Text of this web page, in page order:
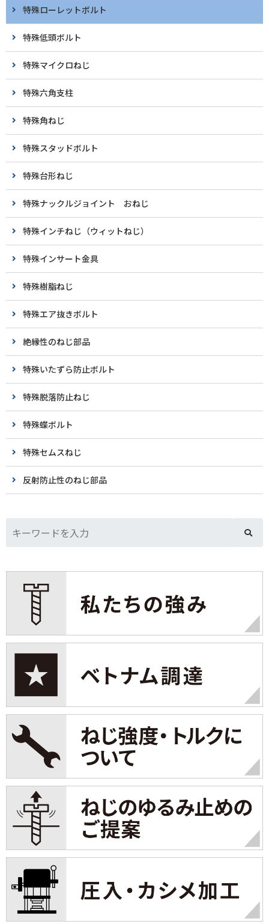
特殊ローレットボルト
特殊低頭ボルト
特殊マイクロねじ
特殊六角支柱
特殊角ねじ
特殊スタッドボルト
特殊台形ねじ
特殊ナックルジョイント おねじ
特殊インチねじ（ウィットねじ）
特殊インサート金具
特殊樹脂ねじ
特殊エア抜きボルト
絶縁性のねじ部品
特殊いたずら防止ボルト
特殊脱落防止ねじ
特殊蝶ボルト
特殊セムスねじ
反射防止性のねじ部品